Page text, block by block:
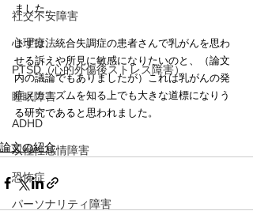
社交不安障害
心理療法
PTSD（心的外傷後ストレス障害）
睡眠障害
ADHD
双極性感情障害
恐怖症
パーソナリティ障害
ました。
まずは、統合失調症の患者さんで乳がんを思わ
せる訴えや所見に敏感になりたいのと、（論文
内の議論でもありましたが）これは乳がんの発
症メカニズムを知る上でも大きな道標になりう
る研究であると思われました。
論文の紹介